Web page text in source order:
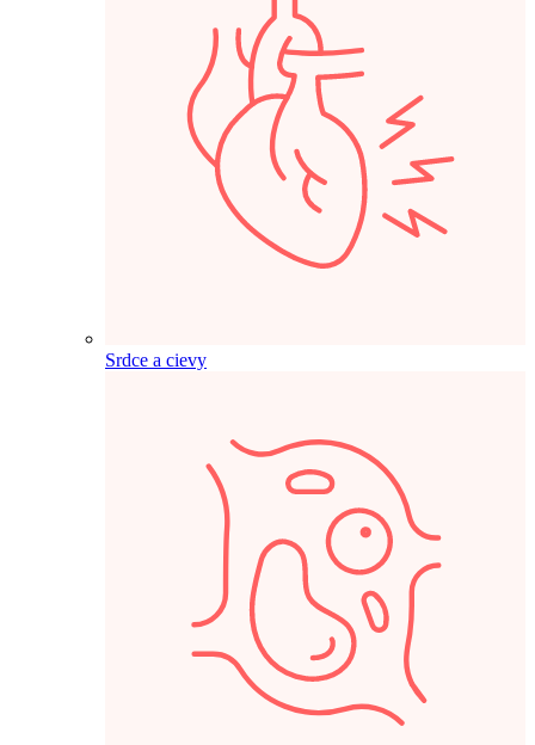
Srdce a cievy